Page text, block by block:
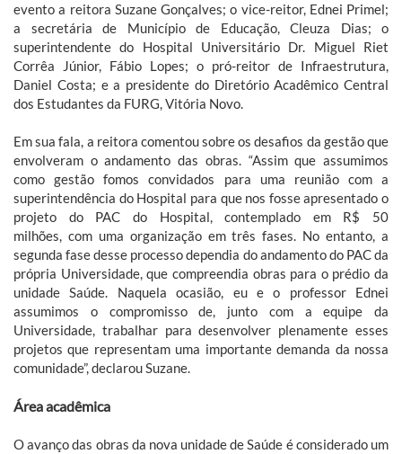
evento a reitora Suzane Gonçalves; o vice-reitor, Ednei Primel;
a secretária de Município de Educação, Cleuza Dias; o
superintendente do Hospital Universitário Dr. Miguel Riet
Corrêa Júnior, Fábio Lopes; o pró-reitor de Infraestrutura,
Daniel Costa; e a presidente do Diretório Acadêmico Central
dos Estudantes da FURG, Vitória Novo.
Em sua fala, a reitora comentou sobre os desafios da gestão que
envolveram o andamento das obras. “Assim que assumimos
como gestão fomos convidados para uma reunião com a
superintendência do Hospital para que nos fosse apresentado o
projeto do PAC do Hospital, contemplado em R$ 50
milhões, com uma organização em três fases. No entanto, a
segunda fase desse processo dependia do andamento do PAC da
própria Universidade, que compreendia obras para o prédio da
unidade Saúde. Naquela ocasião, eu e o professor Ednei
assumimos o compromisso de, junto com a equipe da
Universidade, trabalhar para desenvolver plenamente esses
projetos que representam uma importante demanda da nossa
comunidade”, declarou Suzane.
Área acadêmica
O avanço das obras da nova unidade de Saúde é considerado um